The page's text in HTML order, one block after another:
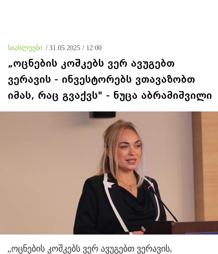
სიახლეები / 31.05.2025 / 12:00
„ოცნების კოშკებს ვერ ავუგებთ
ვერავის - ინვესტორებს ვთავაზობთ
იმას, რაც გვაქვს" - ნუცა აბრამიშვილი
„ოცნების კოშკებს ვერ ავუგებთ ვერავის,